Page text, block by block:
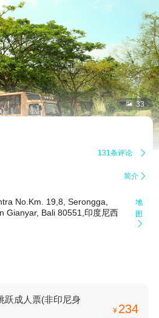
 33
131条评论 
简介 
No.Km. 19,8, Serongga,
Gianyar, Bali 80551,印度尼西
地
图

跃成人票(非印尼身
¥ 234